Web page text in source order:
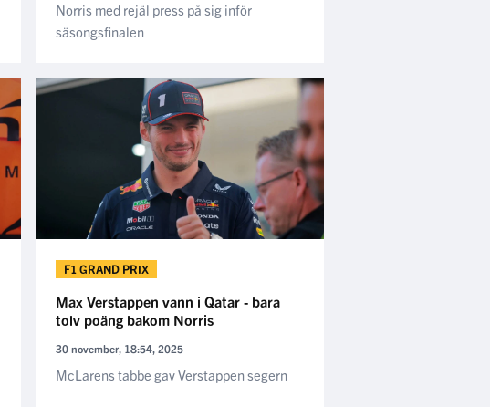
Norris med rejäl press på sig inför
säsongsfinalen
F1 GRAND PRIX
Max Verstappen vann i Qatar - bara
tolv poäng bakom Norris
30 november, 18:54, 2025
McLarens tabbe gav Verstappen segern